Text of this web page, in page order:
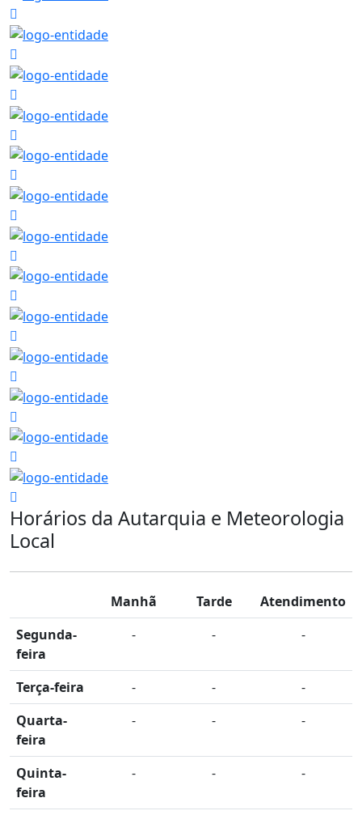
Horários da Autarquia e Meteorologia
Local
Manhã Tarde
Atendimento
Segunda-
feira
- - -
Terça-feira - -
-
Quarta-
feira
- - -
Quinta-
feira
- - -